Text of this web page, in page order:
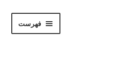
فهرست